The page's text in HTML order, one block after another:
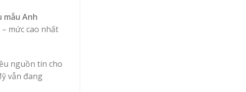
mẫu Anh
– mức cao nhất
nguồn tin cho
vẫn đang